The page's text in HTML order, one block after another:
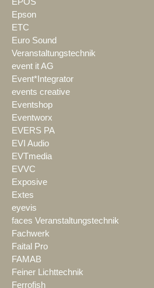
EPOS
Epson
ETC
Euro Sound
Veranstaltungstechnik
event it AG
Event*Integrator
events creative
Eventshop
Eventworx
EVERS PA
EVI Audio
EVTmedia
EVVC
Exposive
Extes
eyevis
faces Veranstaltungstechnik
Fachwerk
Faital Pro
FAMAB
Feiner Lichttechnik
Ferrofish